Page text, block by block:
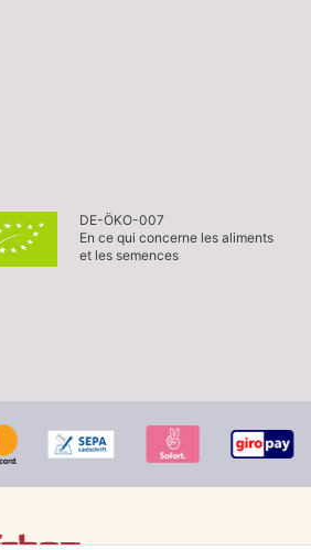
DE-ÖKO-007
En ce qui concerne les aliments
et les semences